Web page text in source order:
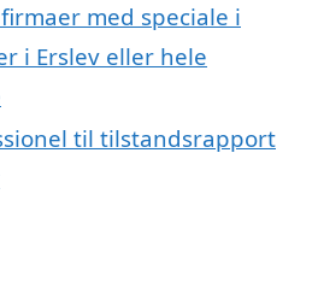
med speciale i
i Erslev eller hele
til tilstandsrapport